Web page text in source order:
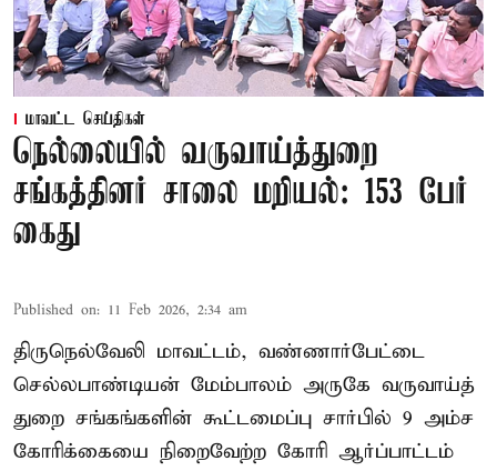
மாவட்ட செய்திகள்
நெல்லையில் வருவாய்த்துறை
சங்கத்தினர் சாலை மறியல்: 153 பேர்
கைது
Published on: 11 Feb 2026, 2:34 am
திருநெல்வேலி மாவட்டம், வண்ணார்பேட்டை
செல்லபாண்டியன் மேம்பாலம் அருகே வருவாய்த்
துறை சங்கங்களின் கூட்டமைப்பு சார்பில் 9 அம்ச
கோரிக்கையை நிறைவேற்ற கோரி ஆர்ப்பாட்டம்